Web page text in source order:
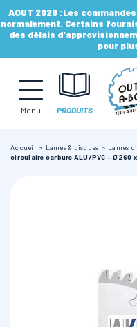
AOUT 2026 :Les
normalement. Certains
des délais
pour
Menu PRODUITS
MÈCHES,
FERS
Accueil Lames & disques Lames
circulaire carbure ALU/PVC - Ø260